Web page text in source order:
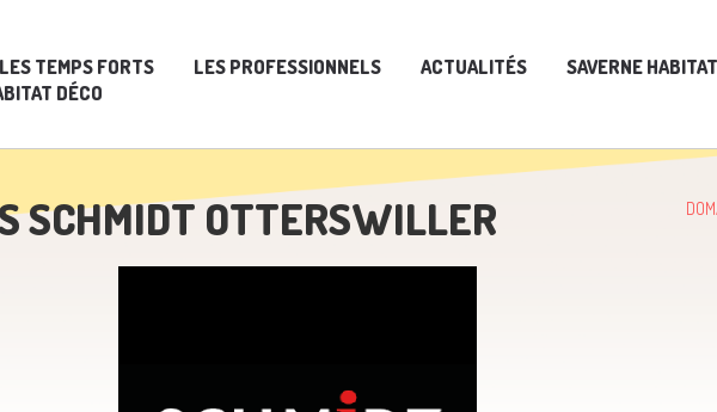
LES TEMPS FORTS LES PROFESSIONNELS ACTUALITÉS
SAVERNE
DÉCO
SCHMIDT OTTERSWILLER